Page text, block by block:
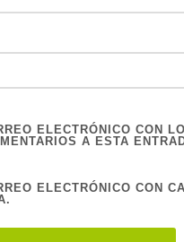
ELECTRÓNICO CON
A ESTA
ELECTRÓNICO CON